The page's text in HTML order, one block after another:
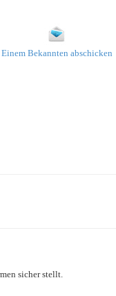
Einem Bekannten abschicken
sicher stellt.